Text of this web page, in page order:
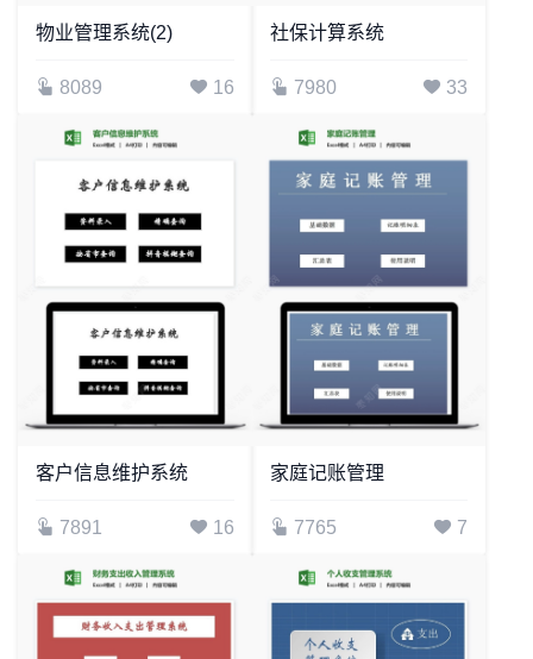
物业管理系统(2)
8089 16
社保计算系统
7980 33
客户信息维护系统
7891 16
家庭记账管理
7765 7